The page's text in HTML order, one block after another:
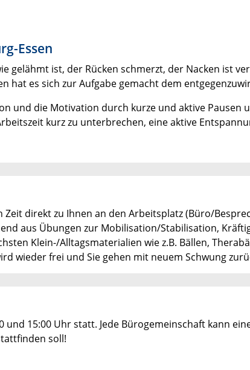
Essen
gelähmt ist, der Rücken schmerzt, der Nacken ist
hat es sich zur Aufgabe gemacht dem
und die Motivation durch kurze und aktive Pausen
kurz zu unterbrechen, eine aktive
direkt zu Ihnen an den Arbeitsplatz (Büro/
aus Übungen zur Mobilisation/Stabilisation,
Klein-/Alltagsmaterialien wie z.B. Bällen,
wieder frei und Sie gehen mit neuem Schwung
15:00 Uhr statt. Jede Bürogemeinschaft kann
soll!